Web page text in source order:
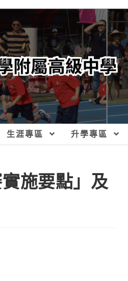
生涯專區 升學專區
施要點」及